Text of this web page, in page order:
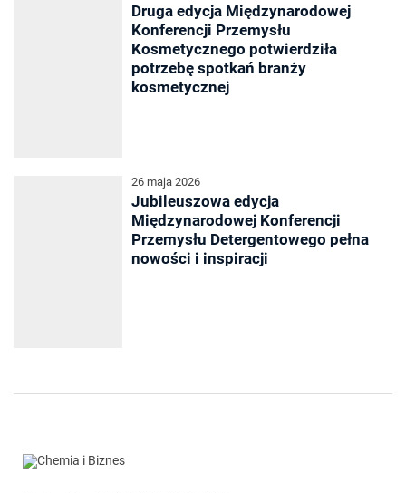
Druga edycja Międzynarodowej
Konferencji Przemysłu
Kosmetycznego potwierdziła
potrzebę spotkań branży
kosmetycznej
26 maja 2026
Jubileuszowa edycja
Międzynarodowej Konferencji
Przemysłu Detergentowego pełna
nowości i inspiracji